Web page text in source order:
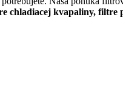
kvapaliny, filtre